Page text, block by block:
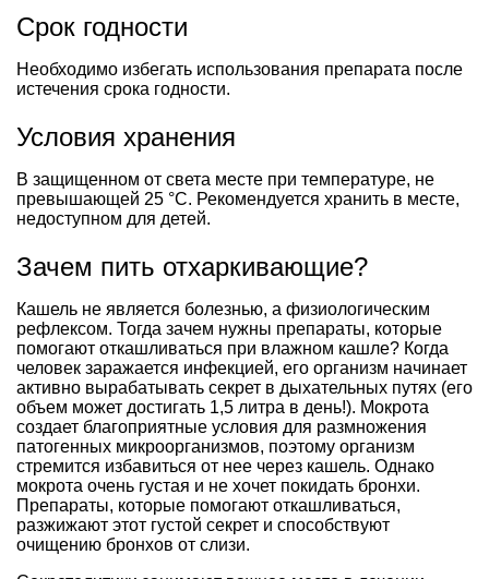
Срок годности
Необходимо избегать использования препарата после
истечения срока годности.
Условия хранения
В защищенном от света месте при температуре, не
превышающей 25 °C. Рекомендуется хранить в месте,
недоступном для детей.
Зачем пить отхаркивающие?
Кашель не является болезнью, а физиологическим
рефлексом. Тогда зачем нужны препараты, которые
помогают откашливаться при влажном кашле? Когда
человек заражается инфекцией, его организм начинает
активно вырабатывать секрет в дыхательных путях (его
объем может достигать 1,5 литра в день!). Мокрота
создает благоприятные условия для размножения
патогенных микроорганизмов, поэтому организм
стремится избавиться от нее через кашель. Однако
мокрота очень густая и не хочет покидать бронхи.
Препараты, которые помогают откашливаться,
разжижают этот густой секрет и способствуют
очищению бронхов от слизи.